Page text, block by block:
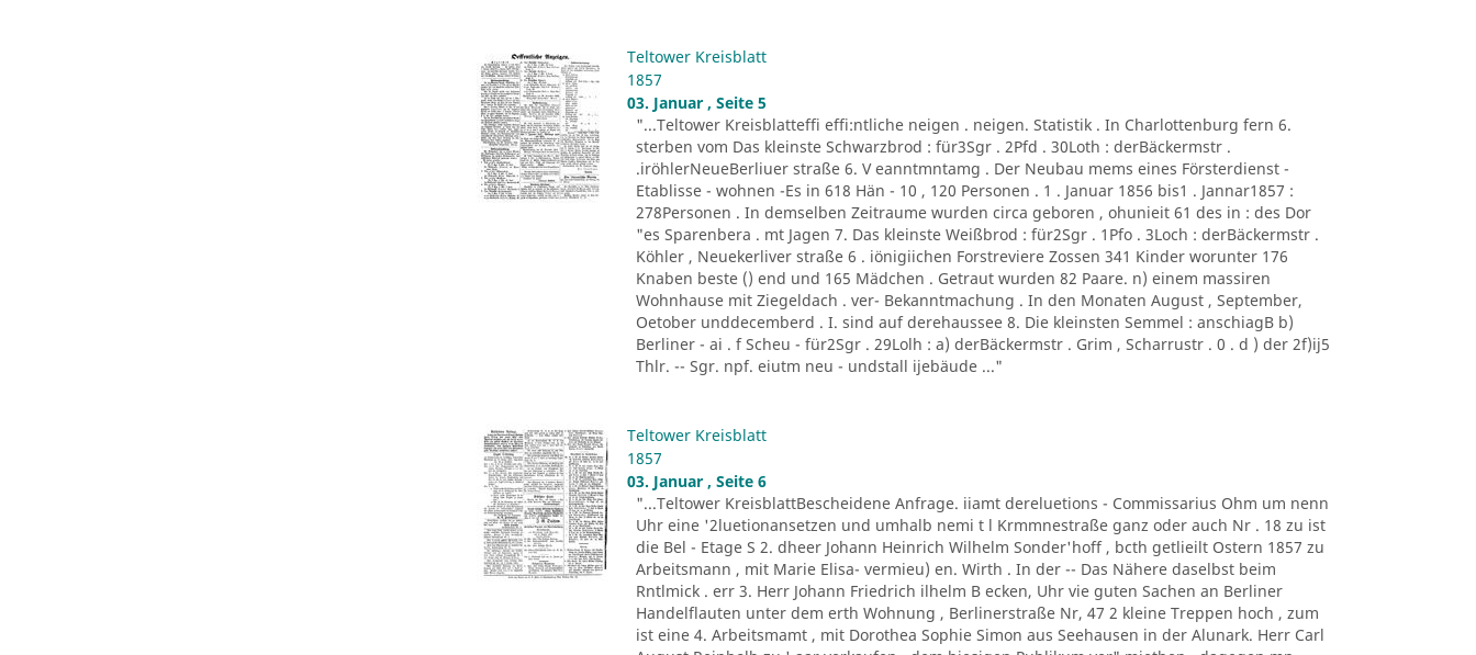
Teltower Kreisblatt
1857
03. Januar , Seite 5
"...Teltower Kreisblatteffi effi:ntliche neigen . neigen. Statistik . In Charlottenburg fern 6.
sterben vom Das kleinste Schwarzbrod : für3Sgr . 2Pfd . 30Loth : derBäckermstr .
.iröhlerNeueBerliuer straße 6. V eanntmntamg . Der Neubau mems eines Försterdienst -
Etablisse - wohnen -Es in 618 Hän - 10 , 120 Personen . 1 . Januar 1856 bis1 . Jannar1857 :
278Personen . In demselben Zeitraume wurden circa geboren , ohunieit 61 des in : des Dor
"es Sparenbera . mt Jagen 7. Das kleinste Weißbrod : für2Sgr . 1Pfo . 3Loch : derBäckermstr .
Köhler , Neuekerliver straße 6 . iönigiichen Forstreviere Zossen 341 Kinder worunter 176
Knaben beste () end und 165 Mädchen . Getraut wurden 82 Paare. n) einem massiren
Wohnhause mit Ziegeldach . ver- Bekanntmachung . In den Monaten August , September,
Oetober unddecemberd . I. sind auf derehaussee 8. Die kleinsten Semmel : anschiagB b)
Berliner - ai . f Scheu - für2Sgr . 29Lolh : a) derBäckermstr . Grim , Scharrustr . 0 . d ) der 2f)ij5
Thlr. -- Sgr. npf. eiutm neu - undstall ijebäude ..."
Teltower Kreisblatt
1857
03. Januar , Seite 6
"...Teltower KreisblattBescheidene Anfrage. iiamt dereluetions - Commissarius Ohm um nenn
Uhr eine '2luetionansetzen und umhalb nemi t l Krmmnestraße ganz oder auch Nr . 18 zu ist
die Bel - Etage S 2. dheer Johann Heinrich Wilhelm Sonder'hoff , bcth getlieilt Ostern 1857 zu
Arbeitsmann , mit Marie Elisa- vermieu) en. Wirth . In der -- Das Nähere daselbst beim
Rntlmick . err 3. Herr Johann Friedrich ilhelm B ecken, Uhr vie guten Sachen an Berliner
Handelflauten unter dem erth Wohnung , Berlinerstraße Nr, 47 2 kleine Treppen hoch , zum
ist eine 4. Arbeitsmamt , mit Dorothea Sophie Simon aus Seehausen in der Alunark. Herr Carl